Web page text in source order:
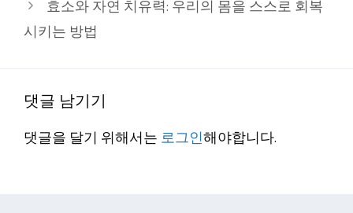
효소와 자연 치유력: 우리의 몸을 스스로 회복
시키는 방법
댓글 남기기
댓글을 달기 위해서는 로그인해야합니다.